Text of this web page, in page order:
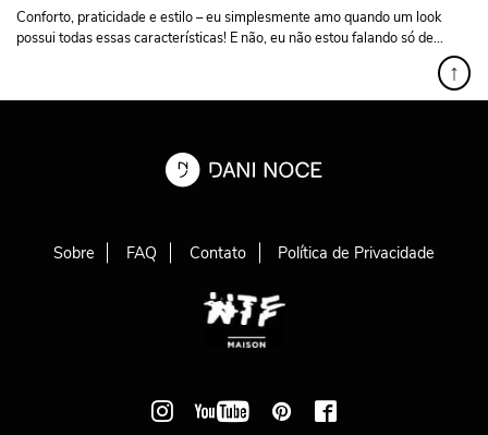
Conforto, praticidade e estilo – eu simplesmente amo quando um look
possui todas essas características! E não, eu não estou falando só de...
↑
Sobre FAQ Contato Política de Privacidade